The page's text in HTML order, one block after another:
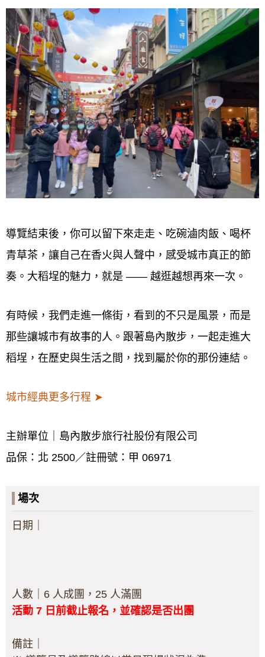
導覽結束後，你可以留下來走走、吃碗滷肉飯、喝杯
青草茶，讓自己在香火與人聲中，感受城市真正的節
奏。大稻埕的魅力，就是 —— 越逛越想再來一次。
有時候，我們走進一條街，看到的不只是風景，而是
那些讓城市有故事的人。跟著島內散步，一起走進大
稻埕，在歷史與生活之間，找到屬於你的那份連結。
城市經典更多行程 ➤
主辦單位｜島內散步旅行社股份有限公司
品保：北 2500／註冊號：甲 06971
場次
日期｜
人數｜6 人成團，25 人滿團
活動 7 日前截止報名，並確認是否出團
備註｜